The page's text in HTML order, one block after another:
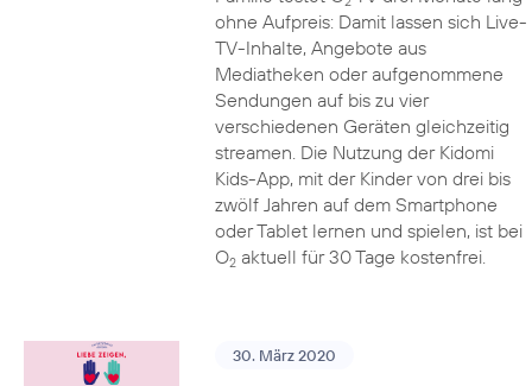
ohne Aufpreis: Damit lassen sich Live-
TV-Inhalte, Angebote aus
Mediatheken oder aufgenommene
Sendungen auf bis zu vier
verschiedenen Geräten gleichzeitig
streamen. Die Nutzung der Kidomi
Kids-App, mit der Kinder von drei bis
zwölf Jahren auf dem Smartphone
oder Tablet lernen und spielen, ist bei
O2aktuell für 30 Tage kostenfrei.
30. März 2020